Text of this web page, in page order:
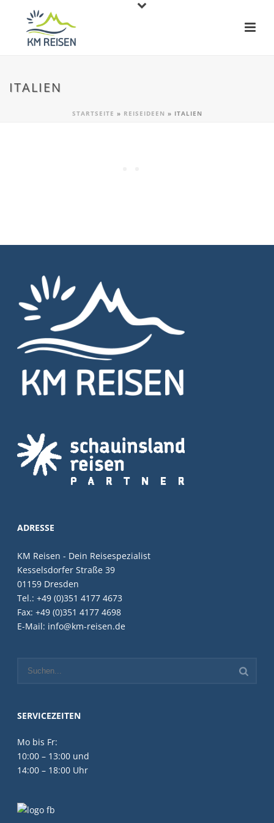
ITALIEN
STARTSEITE » REISEIDEEN » ITALIEN
ADRESSE
KM Reisen - Dein Reisespezialist
Kesselsdorfer Straße 39
01159 Dresden
Tel.: +49 (0)351 4177 4673
Fax: +49 (0)351 4177 4698
E-Mail: info@km-reisen.de
SERVICEZEITEN
Mo bis Fr:
10:00 – 13:00 und
14:00 – 18:00 Uhr